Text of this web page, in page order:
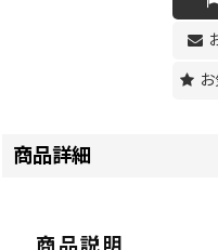
商品詳細
商品説明